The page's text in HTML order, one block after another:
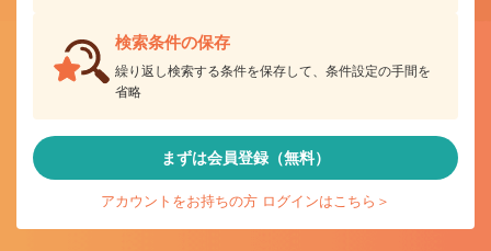
検索条件の保存
繰り返し検索する条件を保存して、条件設定の手間を
省略
まずは会員登録（無料）
アカウントをお持ちの方 ログインはこちら＞